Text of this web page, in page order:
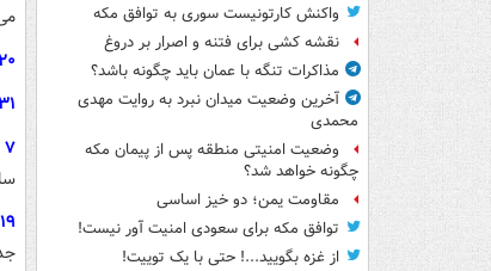
واکنش کارتونیست سوری به توافق مکه
نقشه کشی برای فتنه و اصرار بر دروغ
مذاکرات تنگه با عمان باید چگونه باشد؟
آخرین وضعیت میدان نبرد به روایت مهدی
محمدی
وضعیت امنیتی منطقه پس از پیمان مکه
چگونه خواهد شد؟
مقاومت یمن؛ دو خیز اساسی
توافق مکه برای سعودی امنیت آور نیست!
از غزه بگویید...! حتی با یک توییت!
۲۰
۳۱
۷ مهر:
۱۹ مهر: